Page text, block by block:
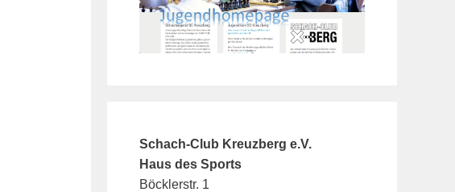
Schach-Club Kreuzberg e.V.
Haus des Sports
Böcklerstr. 1